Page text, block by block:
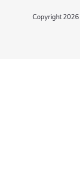
Copyright 2026